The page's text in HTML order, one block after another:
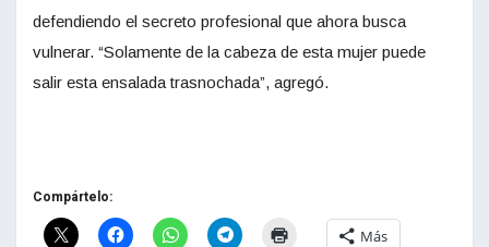
defendiendo el secreto profesional que ahora busca
vulnerar. “Solamente de la cabeza de esta mujer puede
salir esta ensalada trasnochada”, agregó.
Compártelo:
Más